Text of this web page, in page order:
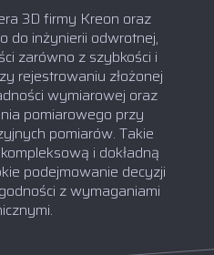
3D firmy Kreon oraz
do inżynierii odwrotnej,
zarówno z szybkości i
rejestrowaniu złożonej
wymiarowej oraz
pomiarowego przy
pomiarów. Takie
i dokładną
podejmowanie decyzji
z wymaganiami